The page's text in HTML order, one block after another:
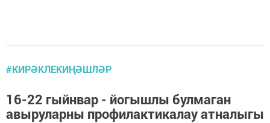
#КИРӘКЛЕКИҢӘШЛӘР
16-22 гыйнвар - йогышлы булмаган
авыруларны профилактикалау атналыгы